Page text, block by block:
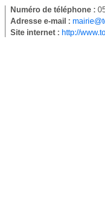
Numéro de téléphone :
Adresse e-mail :
Site internet : http://